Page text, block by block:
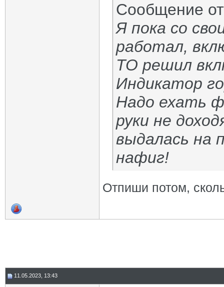
Сообщение
Я пока со
работал,
ТО решил
Индикатор
Надо ехать
руки не
выдалась на
нафиг!
Отпиши потом,
11.05.2023, 13:43